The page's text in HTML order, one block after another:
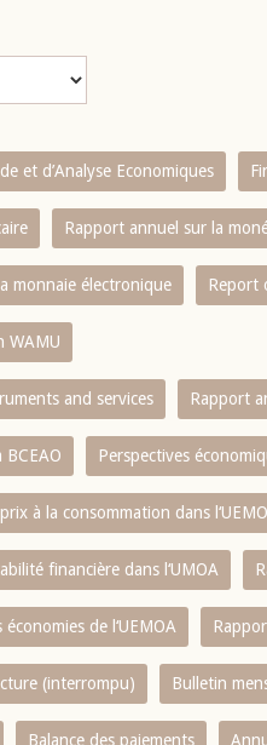
et d’Analyse Economiques
Rapport annuel sur la
monnaie électronique Report
WAMU
and services Rapport
Perspectives
à la consommation dans
financière dans l‘UMOA
de l‘UEMOA
(interrompu) Bulletin
Balance des paiements